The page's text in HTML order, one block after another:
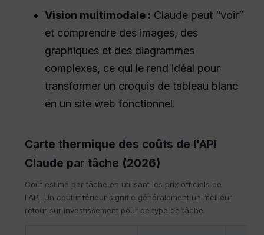
Vision multimodale : Claude peut “voir”
et comprendre des images, des
graphiques et des diagrammes
complexes, ce qui le rend idéal pour
transformer un croquis de tableau blanc
en un site web fonctionnel.
Carte thermique des coûts de l'API
Claude par tâche (2026)
Coût estimé par tâche en utilisant les prix officiels de
l'API. Un coût inférieur signifie généralement un meilleur
retour sur investissement pour ce type de tâche.